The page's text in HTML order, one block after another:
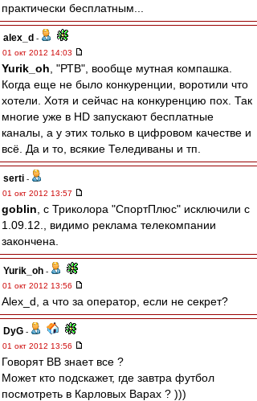
практически бесплатным...
alex_d -
01 окт 2012 14:03
Yurik_oh , "РТВ", вообще мутная компашка.
Когда еще не было конкуренции, воротили что
хотели. Хотя и сейчас на конкуренцию пох. Так
многие уже в HD запускают бесплатные
каналы, а у этих только в цифровом качестве и
всё. Да и то, всякие Теледиваны и тп.
serti -
01 окт 2012 13:57
goblin , с Триколора "СпортПлюс" исключили с
1.09.12., видимо реклама телекомпании
закончена.
Yurik_oh -
01 окт 2012 13:56
Alex_d, а что за оператор, если не секрет?
DyG -
01 окт 2012 13:56
Говорят ВВ знает все ?
Может кто подскажет, где завтра футбол
посмотреть в Карловых Варах ? )))